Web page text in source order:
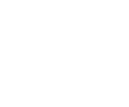
met algoritmisch